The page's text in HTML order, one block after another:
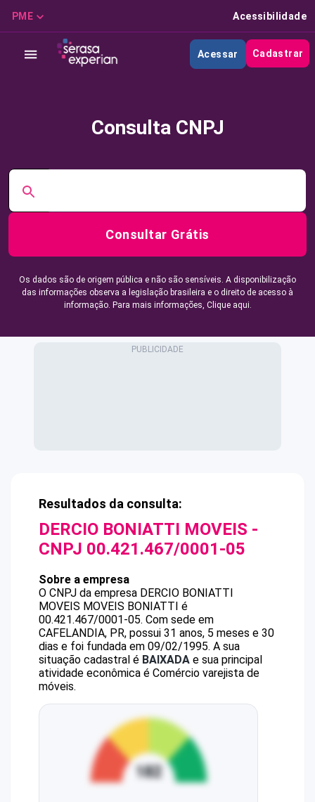
PME Acessibilidade
Acessar Cadastrar
Consulta CNPJ
Consultar Grátis
Os dados são de origem pública e não são sensíveis. A disponibilização
das informações observa a legislação brasileira e o direito de acesso à
informação. Para mais informações, Clique aqui.
Resultados da consulta:
DERCIO BONIATTI MOVEIS -
CNPJ 00.421.467/0001-05
Sobre a empresa
O CNPJ da empresa DERCIO BONIATTI
MOVEIS MOVEIS BONIATTI é
00.421.467/0001-05. Com sede em
CAFELANDIA, PR, possui 31 anos, 5 meses e 30
dias e foi fundada em 09/02/1995. A sua
situação cadastral é BAIXADA e sua principal
atividade econômica é Comércio varejista de
móveis.